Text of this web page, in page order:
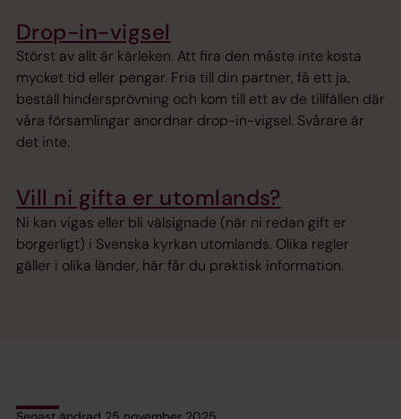
Drop-in-vigsel
Störst av allt är kärleken. Att fira den måste inte kosta
mycket tid eller pengar. Fria till din partner, få ett ja,
beställ hindersprövning och kom till ett av de tillfällen där
våra församlingar anordnar drop-in-vigsel. Svårare är
det inte.
Vill ni gifta er utomlands?
Ni kan vigas eller bli välsignade (när ni redan gift er
borgerligt) i Svenska kyrkan utomlands. Olika regler
gäller i olika länder, här får du praktisk information.